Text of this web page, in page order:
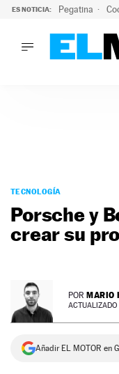
ES NOTICIA: Pegatina
PODCAST
MOTOS
TECNOLOGÍA
PREMIOS
SERVICIOS
TECNOLOGÍA
Porsche y
crear su
POR MARIO
Añadir EL MOTOR en